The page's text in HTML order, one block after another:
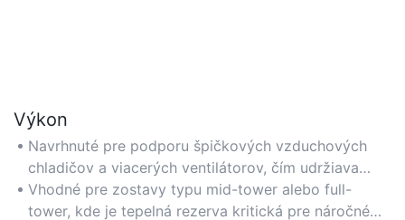
Výkon
Navrhnuté pre podporu špičkových vzduchových
chladičov a viacerých ventilátorov, čím udržiava
optimálne teploty pre nepretržité hranie a
multitasking.
Vhodné pre zostavy typu mid-tower alebo full-
tower, kde je tepelná rezerva kritická pre náročné